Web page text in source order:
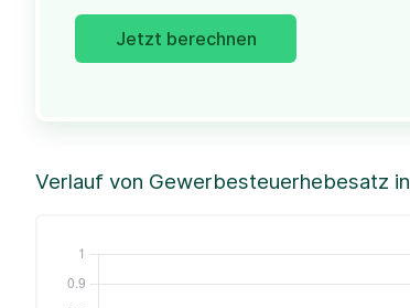
Jetzt berechnen
Verlauf von Gewerbesteuerhebesatz in